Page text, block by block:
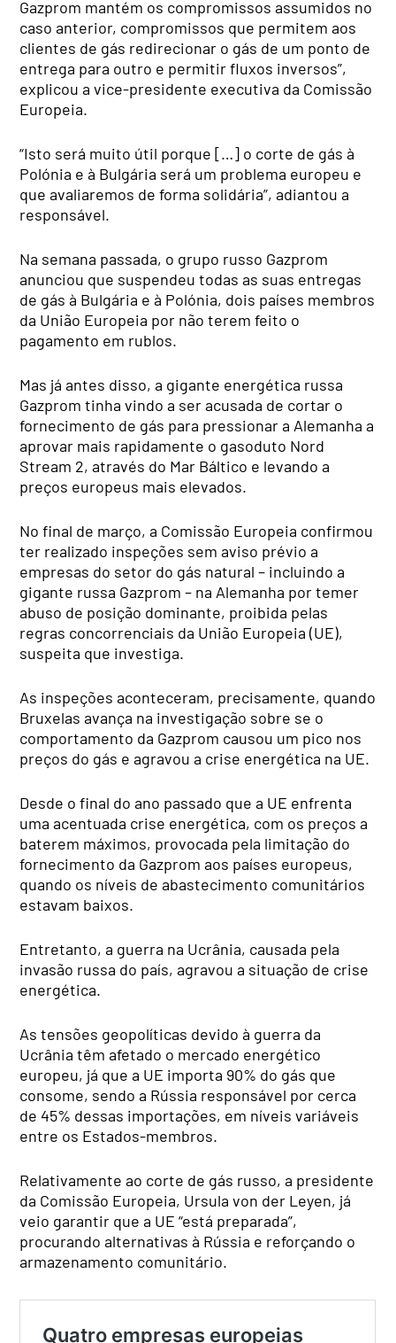
Gazprom mantém os compromissos assumidos no
caso anterior, compromissos que permitem aos
clientes de gás redirecionar o gás de um ponto de
entrega para outro e permitir fluxos inversos”,
explicou a vice-presidente executiva da Comissão
Europeia.
“Isto será muito útil porque […] o corte de gás à
Polónia e à Bulgária será um problema europeu e
que avaliaremos de forma solidária”, adiantou a
responsável.
Na semana passada, o grupo russo Gazprom
anunciou que suspendeu todas as suas entregas
de gás à Bulgária e à Polónia, dois países membros
da União Europeia por não terem feito o
pagamento em rublos.
Mas já antes disso, a gigante energética russa
Gazprom tinha vindo a ser acusada de cortar o
fornecimento de gás para pressionar a Alemanha a
aprovar mais rapidamente o gasoduto Nord
Stream 2, através do Mar Báltico e levando a
preços europeus mais elevados.
No final de março, a Comissão Europeia confirmou
ter realizado inspeções sem aviso prévio a
empresas do setor do gás natural – incluindo a
gigante russa Gazprom – na Alemanha por temer
abuso de posição dominante, proibida pelas
regras concorrenciais da União Europeia (UE),
suspeita que investiga.
As inspeções aconteceram, precisamente, quando
Bruxelas avança na investigação sobre se o
comportamento da Gazprom causou um pico nos
preços do gás e agravou a crise energética na UE.
Desde o final do ano passado que a UE enfrenta
uma acentuada crise energética, com os preços a
baterem máximos, provocada pela limitação do
fornecimento da Gazprom aos países europeus,
quando os níveis de abastecimento comunitários
estavam baixos.
Entretanto, a guerra na Ucrânia, causada pela
invasão russa do país, agravou a situação de crise
energética.
As tensões geopolíticas devido à guerra da
Ucrânia têm afetado o mercado energético
europeu, já que a UE importa 90% do gás que
consome, sendo a Rússia responsável por cerca
de 45% dessas importações, em níveis variáveis
entre os Estados-membros.
Relativamente ao corte de gás russo, a presidente
da Comissão Europeia, Ursula von der Leyen, já
veio garantir que a UE “está preparada”,
procurando alternativas à Rússia e reforçando o
armazenamento comunitário.